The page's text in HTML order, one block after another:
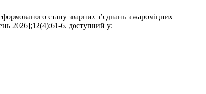
стану зварних з’єднань з жароміцних
2026];12(4):61-6. доступний у: